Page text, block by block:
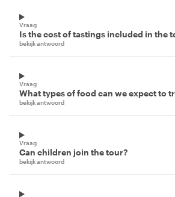
Vraag
Is the cost of tastings included in the
bekijk antwoord
Vraag
What types of food can we expect to
bekijk antwoord
Vraag
Can children join the tour?
bekijk antwoord